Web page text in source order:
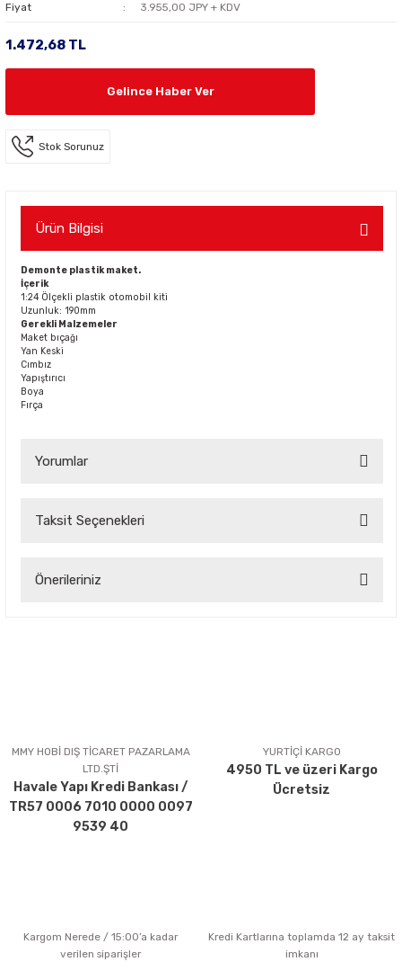
Fiyat 3.955,00 JPY + KDV
1.472,68 TL
Gelince Haber Ver
Stok Sorunuz
Ürün Bilgisi
Demonte plastik maket.
İçerik
1:24 Ölçekli plastik otomobil kiti
Uzunluk: 190mm
Gerekli Malzemeler
Maket bıçağı
Yan Keski
Cımbız
Yapıştırıcı
Boya
Fırça
Yorumlar
Taksit Seçenekleri
Önerileriniz
Ürün açıklamasında eksik bilgiler bulunuyor.
Ürün bilgilerinde hatalar bulunuyor.
Ürün fiyatı diğer sitelerden daha pahalı.
Bu ürüne benzer farklı alternatifler olmalı.
Gönder
MMY HOBİ DIŞ TİCARET PAZARLAMA
LTD.ŞTİ
Havale Yapı Kredi Bankası /
TR57 0006 7010 0000 0097
9539 40
YURTİÇİ KARGO
4950 TL ve üzeri Kargo
Ücretsiz
Kargom Nerede / 15:00’a kadar
verilen siparişler
Kredi Kartlarına toplamda 12 ay taksit
imkanı